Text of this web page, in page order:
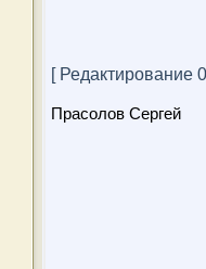
[ Редактирование
Прасолов Сергей